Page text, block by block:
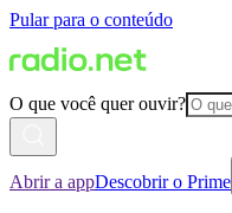
Pular para o conteúdo
O que você quer ouvir?
Abrir a appDescobrir o Prime